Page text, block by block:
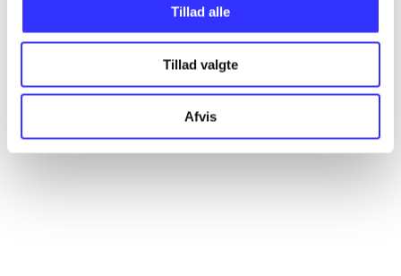
Tillad alle
Tillad valgte
Afvis
Alle registrerede artikler fordelt på udgivelser